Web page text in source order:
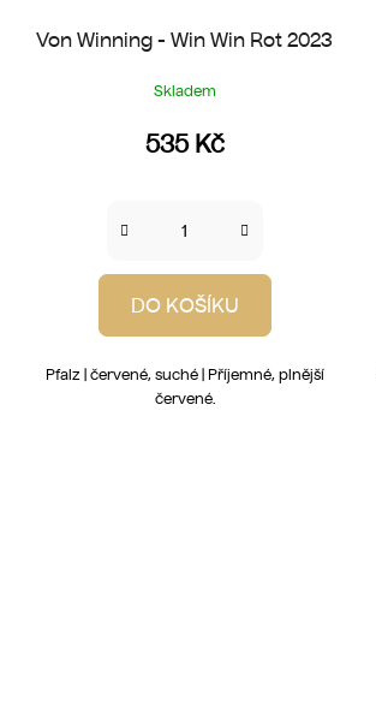
Von Winning - Win Win Rot 2023
Skladem
535 Kč
DO KOŠÍKU
Pfalz | červené, suché | Příjemné, plnější
červené.